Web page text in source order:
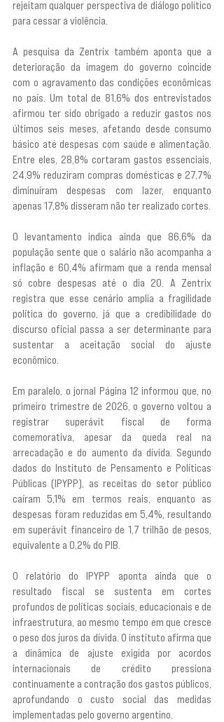
rejeitam qualquer perspectiva de diálogo político
para cessar a violência.
A pesquisa da Zentrix também aponta que a
deterioração da imagem do governo coincide
com o agravamento das condições econômicas
no país. Um total de 81,6% dos entrevistados
afirmou ter sido obrigado a reduzir gastos nos
últimos seis meses, afetando desde consumo
básico até despesas com saúde e alimentação.
Entre eles, 28,8% cortaram gastos essenciais,
24,9% reduziram compras domésticas e 27,7%
diminuíram despesas com lazer, enquanto
apenas 17,8% disseram não ter realizado cortes.
O levantamento indica ainda que 86,6% da
população sente que o salário não acompanha a
inflação e 60,4% afirmam que a renda mensal
só cobre despesas até o dia 20. A Zentrix
registra que esse cenário amplia a fragilidade
política do governo, já que a credibilidade do
discurso oficial passa a ser determinante para
sustentar a aceitação social do ajuste
econômico.
Em paralelo, o jornal Página 12 informou que, no
primeiro trimestre de 2026, o governo voltou a
registrar superávit fiscal de forma
comemorativa, apesar da queda real na
arrecadação e do aumento da dívida. Segundo
dados do Instituto de Pensamento e Políticas
Públicas (IPYPP), as receitas do setor público
caíram 5,1% em termos reais, enquanto as
despesas foram reduzidas em 5,4%, resultando
em superávit financeiro de 1,7 trilhão de pesos,
equivalente a 0,2% do PIB.
O relatório do IPYPP aponta ainda que o
resultado fiscal se sustenta em cortes
profundos de políticas sociais, educacionais e de
infraestrutura, ao mesmo tempo em que cresce
o peso dos juros da dívida. O instituto afirma que
a dinâmica de ajuste exigida por acordos
internacionais de crédito pressiona
continuamente a contração dos gastos públicos,
aprofundando o custo social das medidas
implementadas pelo governo argentino.